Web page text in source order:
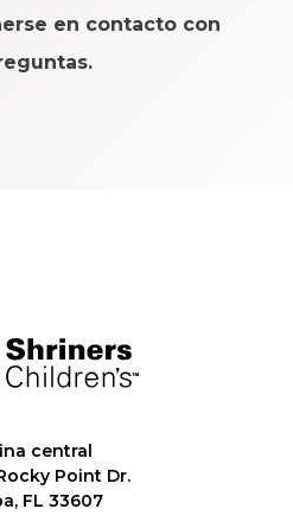
en contacto con
central
Point Dr.
FL 33607